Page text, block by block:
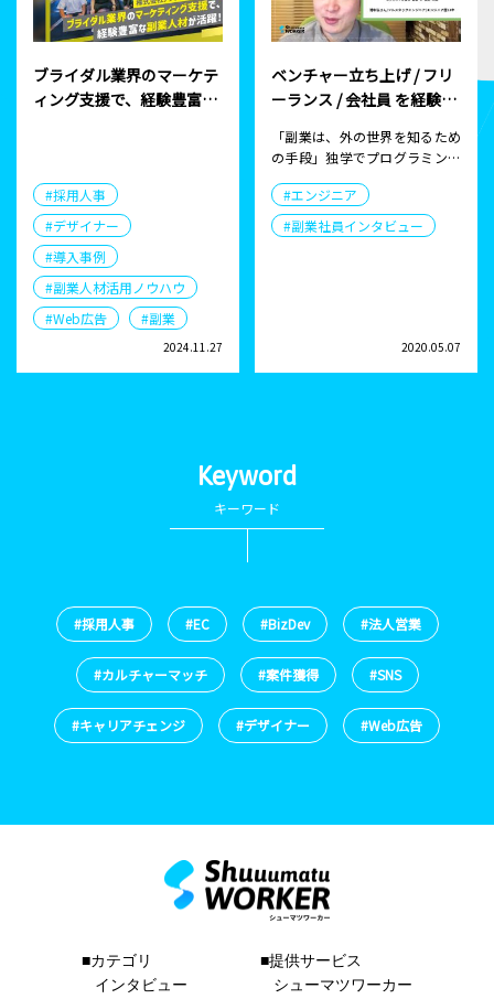
ブライダル業界のマーケテ
ィング支援で、経験豊富な
#採用人事
#デザイナー
#導入事例
#副業人材活用ノウハウ
#Web広告
#副業
2024.11.27
ベンチャー立ち上げ / フリ
ーランス / 会社員 を経験し
業”と “独立” のはなし
「副業は、外の世界を知るため
の手段」独学でプログラミング
ア…#エンジニア
#副業社員インタビュー
2020.05.07
Keyword
キーワード
#採用人事 #EC #BizDev #法人営業
#カルチャーマッチ #案件獲得 #SNS
#キャリアチェンジ #デザイナー #Web広告
■カテゴリ
インタビュー
■提供サービス
シューマツワーカー